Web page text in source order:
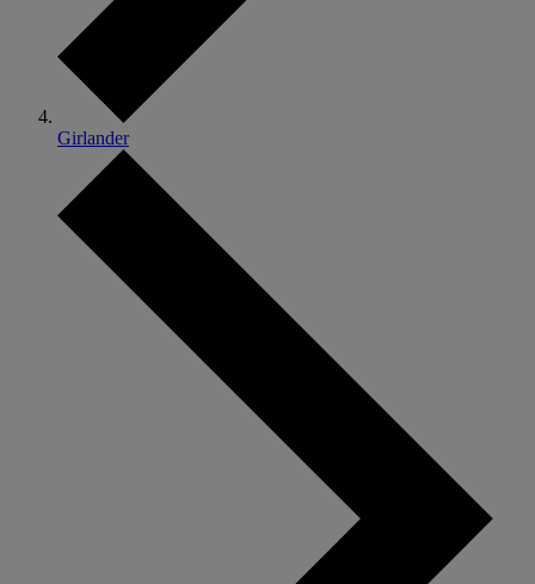
Girlander